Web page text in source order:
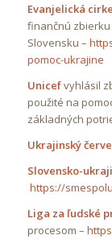
Evanjelická
finančnú
Slovensku –
pomoc-ukrajine
Unicefvyhlásil
použité na
základných
Ukrajinský
Slovensko-
https://
Liga za ľudské
procesom –